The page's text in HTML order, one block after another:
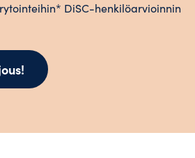
DiSC-henkilöarvioinnin